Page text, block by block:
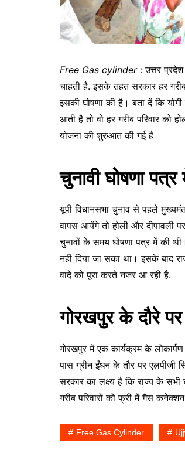
Free Gas cylinder: उत्तर प्रदेश
चाहती है. इसके तहत सरकार हर
इसकी घोषणा की है। बता दें कि
आती है तो वो हर गरीब परिवार को
योजना की शुरुआत की गई है
चुनावी घोषणा पत्र
यूपी विधानसभा चुनाव से पहले
वापस आयेंगे तो होली और दीपावली
चुनावों के समय घोषणा पत्र में की
नही दिया जा सका था। इसके बाद
वादे को पूरा करते नजर आ रही है.
गोरखपुर के दौरे पर
गोरखपुर में एक कार्यक्रम के
पास ग्रीन ईंधन के तौर पर एलपीजी
सरकार का लक्ष्य है कि राज्य के सभी
गरीब परिवारों को फ्री में गैस कनेक्शन
Free Gas Cylinder